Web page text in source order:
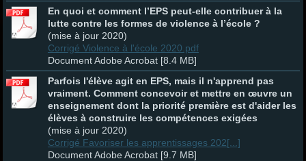
En quoi et comment l’EPS peut-elle contribuer à la
lutte contre les formes de violence à l’école ?
(mise à jour 2020)
Corrigé Violence à l'école 2020.pdf
Document Adobe Acrobat [8.4 MB]
Parfois l'élève agit en EPS, mais il n'apprend pas
vraiment. Comment concevoir et mettre en œuvre un
enseignement dont la priorité première est d'aider les
élèves à construire les compétences exigées
(mise à jour 2020)
Corrigé Favoriser les apprentissages 202[...]
Document Adobe Acrobat [9.7 MB]